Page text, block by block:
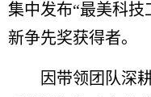
集中发布“最美科技
新争先奖获得者。
因带领团队深